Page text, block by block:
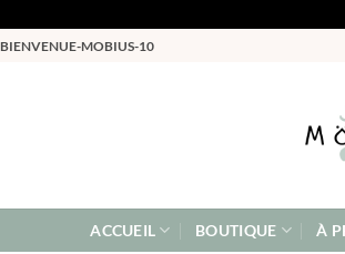
BIENVENUE-MOBIUS-10
ACCUEIL BOUTIQUE À